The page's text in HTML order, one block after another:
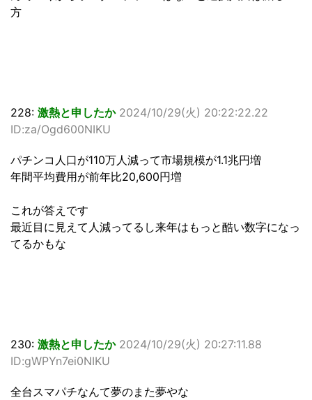
方
228: 激熱と申したか 2024/10/29(火) 20:22:22.22
ID:za/Ogd600NIKU
パチンコ人口が110万人減って市場規模が1.1兆円増
年間平均費用が前年比20,600円増
これが答えです
最近目に見えて人減ってるし来年はもっと酷い数字になっ
てるかもな
230: 激熱と申したか 2024/10/29(火) 20:27:11.88
ID:gWPYn7ei0NIKU
全台スマパチなんて夢のまた夢やな